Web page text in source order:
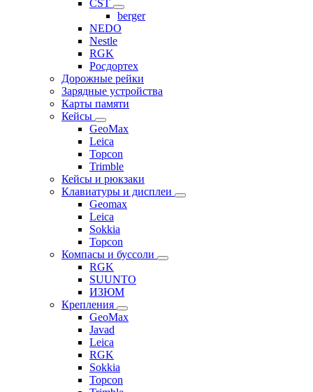
CST
berger
NEDO
Nestle
RGK
Росдортех
Дорожные рейки
Зарядные устройства
Карты памяти
Кейсы
GeoMax
Leica
Topcon
Trimble
Кейсы и рюкзаки
Клавиатуры и дисплеи
Geomax
Leica
Sokkia
Topcon
Компасы и буссоли
RGK
SUUNTO
ИЗЮМ
Крепления
GeoMax
Javad
Leica
RGK
Sokkia
Topcon